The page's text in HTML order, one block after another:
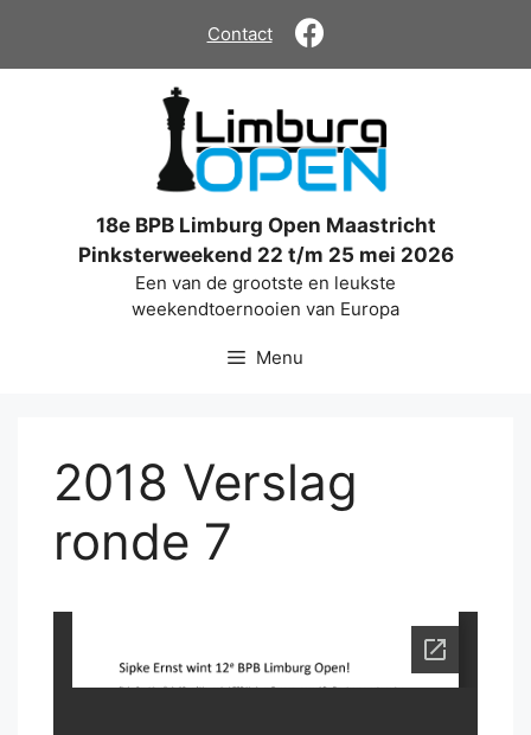
de
Contact
18e BPB Limburg Open Maastricht
Pinksterweekend 22 t/m 25 mei 2026
Een van de grootste en leukste
weekendtoernooien van Europa
Menu
2018 Verslag
ronde 7